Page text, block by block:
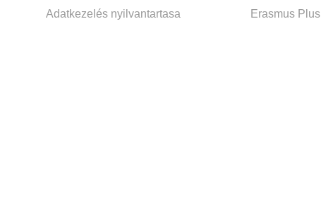
Adatkezelés nyilvantartasa Erasmus Plus